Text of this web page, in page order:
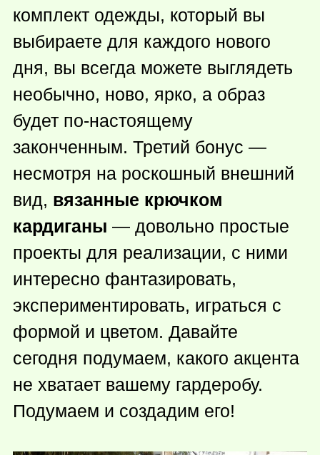
комплект одежды, который вы
выбираете для каждого нового
дня, вы всегда можете выглядеть
необычно, ново, ярко, а образ
будет по-настоящему
законченным. Третий бонус —
несмотря на роскошный внешний
вид, вязанные крючком
кардиганы — довольно простые
проекты для реализации, с ними
интересно фантазировать,
экспериментировать, играться с
формой и цветом. Давайте
сегодня подумаем, какого акцента
не хватает вашему гардеробу.
Подумаем и создадим его!